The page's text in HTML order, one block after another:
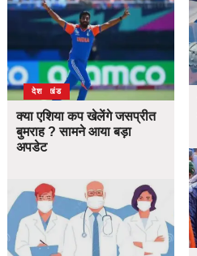
उत्तराखंड
देश
क्या एशिया कप खेलेंगे जसप्रीत
बुमराह ? सामने आया बड़ा
अपडेट